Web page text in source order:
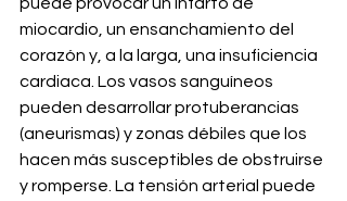
miocardio, un ensanchamiento del
corazón y, a la larga, una insuficiencia
cardiaca. Los vasos sanguíneos
pueden desarrollar protuberancias
(aneurismas) y zonas débiles que los
hacen más susceptibles de obstruirse
y romperse. La tensión arterial puede